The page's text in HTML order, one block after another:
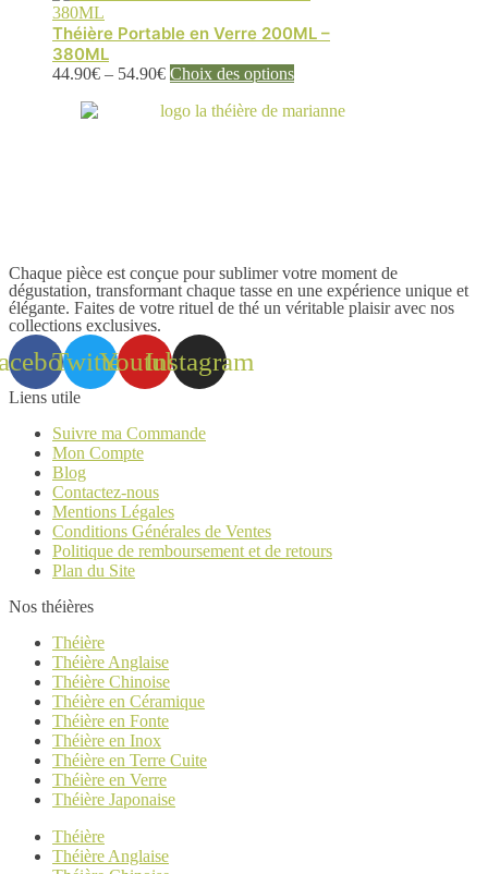
du
produit
Les
peuvent
choisies
Théière Portable en Verre 200ML –
380ML
44.90€ – 54.90€ Choix des optionsCe
a
sur
la
page
Chaque pièce est conçue pour sublimer votre moment de
dégustation, transformant chaque tasse en une expérience unique et
élégante. Faites de votre rituel de thé un véritable plaisir avec nos
collections exclusives.
TwitterYoutubeInstagram
Liens utile
Suivre ma Commande
Mon Compte
Blog
Contactez-nous
Mentions Légales
Conditions Générales de Ventes
Politique de remboursement et de retours
Plan du Site
Nos théières
Théière
Théière Anglaise
Théière Chinoise
Théière en Céramique
Théière en Fonte
Théière en Inox
Théière en Terre Cuite
Théière en Verre
Théière Japonaise
Théière
Théière Anglaise